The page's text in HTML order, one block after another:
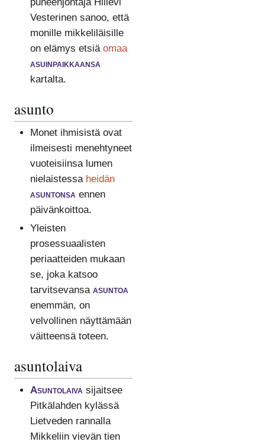
Vesterinen sanoo, että
monille mikkeliläisille
on elämys etsiä omaa
asuinpaikkaansa
kartalta.
asunto
Monet ihmisistä ovat
ilmeisesti menehtyneet
vuoteisiinsa lumen
nielaistessa heidän
asuntonsaennen
päivänkoittoa.
Yleisten
prosessuaalisten
periaatteiden mukaan
se, joka katsoo
tarvitsevansa asuntoa
enemmän, on
velvollinen näyttämään
väitteensä toteen.
asuntolaiva
Asuntolaiva sijaitsee
Pitkälahden kylässä
Lietveden rannalla
Mikkeliin vievän tien